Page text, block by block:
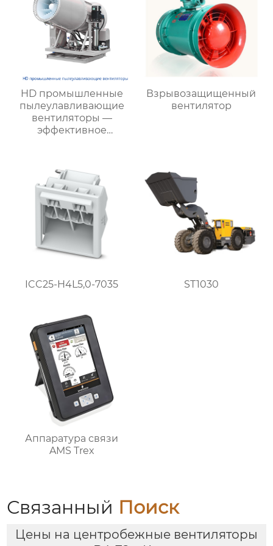
HD промышленные
пылеулавливающие
вентиляторы —
эффективное
строительных и
производственных
объектах
Взрывозащищенный
вентилятор
ICC25-H4L5,0-7035 ST1030
Аппаратура связи
AMS Trex
Связанный Поиск
Цены на центробежные вентиляторы